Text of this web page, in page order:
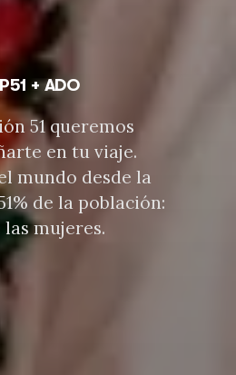
+ ADO
51 queremos
en tu viaje.
mundo desde la
de la población:
las mujeres.